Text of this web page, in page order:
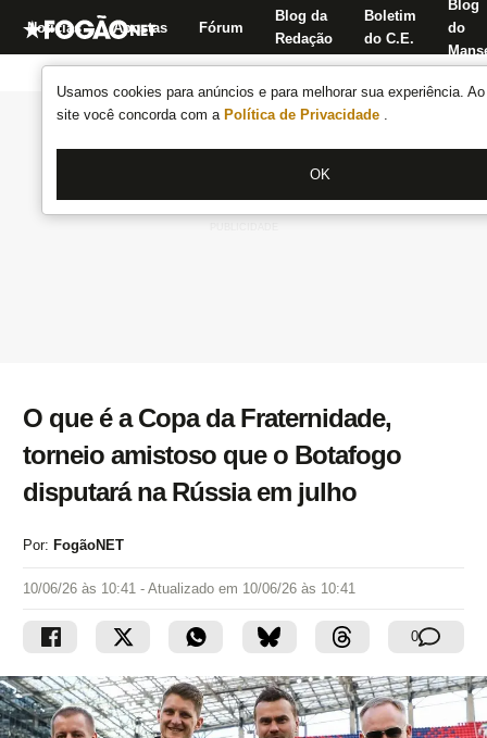
Usamos cookies para anúncios e para melhorar sua experiência.
site você concorda com a Política de Privacidade .
OK
Notícias Apostas Fórum
Blog da
Redação
Boletim
do C.E.
Blog
do
O que é a Copa da Fraternidade,
torneio amistoso que o Botafogo
disputará na Rússia em julho
Por: FogãoNET
10/06/26 às 10:41 - Atualizado em 10/06/26 às 10:41
0